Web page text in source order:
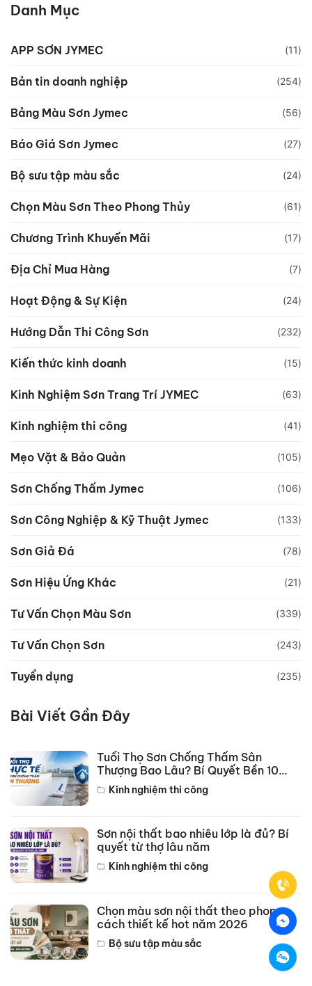
Danh Mục
APP SƠN JYMEC (11)
Bản tin doanh nghiệp (254)
Bảng Màu Sơn Jymec (56)
Báo Giá Sơn Jymec (27)
Bộ sưu tập màu sắc (24)
Chọn Màu Sơn Theo Phong Thủy (61)
Chương Trình Khuyến Mãi (17)
Địa Chỉ Mua Hàng (7)
Hoạt Động & Sự Kiện (24)
Hướng Dẫn Thi Công Sơn (232)
Kiến thức kinh doanh (15)
Kinh Nghiệm Sơn Trang Trí JYMEC (63)
Kinh nghiệm thi công (41)
Mẹo Vặt & Bảo Quản (105)
Sơn Chống Thấm Jymec (106)
Sơn Công Nghiệp & Kỹ Thuật Jymec (133)
Sơn Giả Đá (78)
Sơn Hiệu Ứng Khác (21)
Tư Vấn Chọn Màu Sơn (339)
Tư Vấn Chọn Sơn (243)
Tuyển dụng (235)
Bài Viết Gần Đây
Tuổi Thọ Sơn Chống Thấm Sân
Thượng Bao Lâu? Bí Quyết Bền 10
NămKinh nghiệm thi công
Sơn nội thất bao nhiêu lớp là đủ? Bí
quyết từ thợ lâu năm
Kinh nghiệm thi công
Chọn màu sơn nội thất theo phong
cách thiết kế hot năm 2026
Bộ sưu tập màu sắc